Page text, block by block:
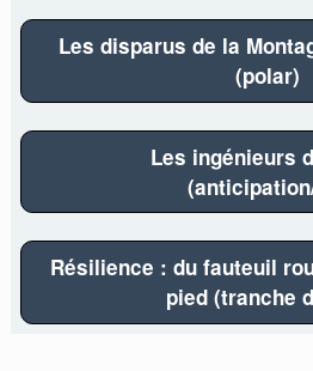
Les disparus de la
(polar)
Les ingénieurs
Résilience : du fauteuil
pied (tranche